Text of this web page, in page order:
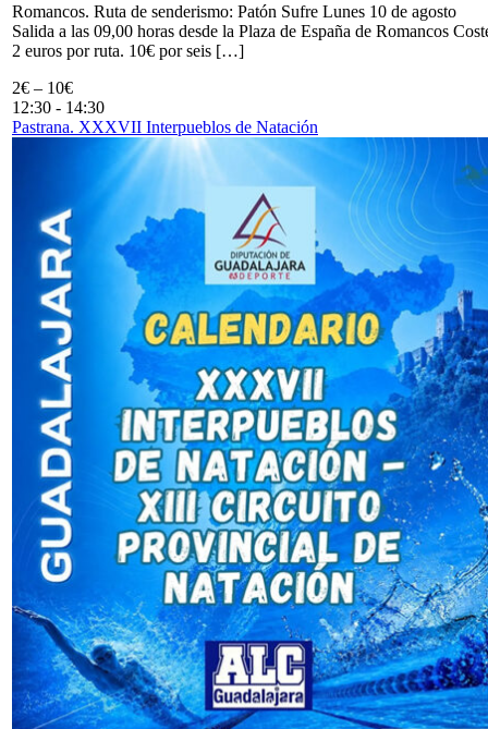
Romancos. Ruta de senderismo: Patón Sufre Lunes 10 de agosto
Salida a las 09,00 horas desde la Plaza de España de Romancos
2 euros por ruta. 10€ por seis […]
2€ – 10€
12:30 - 14:30
Pastrana. XXXVII Interpueblos de Natación